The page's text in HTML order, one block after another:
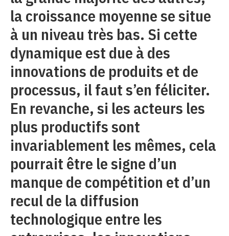
la croissance moyenne se situe
à un niveau très bas. Si cette
dynamique est due à des
innovations de produits et de
processus, il faut s’en féliciter.
En revanche, si les acteurs les
plus productifs sont
invariablement les mêmes, cela
pourrait être le signe d’un
manque de compétition et d’un
recul de la diffusion
technologique entre les